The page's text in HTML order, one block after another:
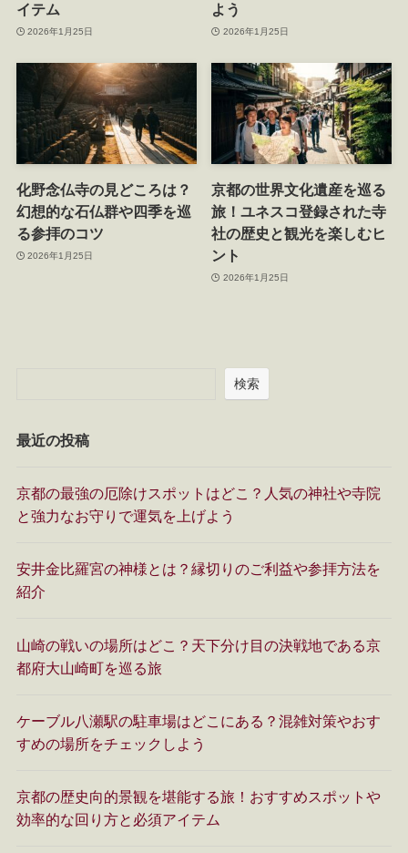
イテム
2026年1月25日
よう
2026年1月25日
化野念仏寺の見どころは？
幻想的な石仏群や四季を巡
る参拝のコツ
2026年1月25日
京都の世界文化遺産を巡る
旅！ユネスコ登録された寺
社の歴史と観光を楽しむヒ
ント
2026年1月25日
検索
最近の投稿
京都の最強の厄除けスポットはどこ？人気の神社や寺院
と強力なお守りで運気を上げよう
安井金比羅宮の神様とは？縁切りのご利益や参拝方法を
紹介
山崎の戦いの場所はどこ？天下分け目の決戦地である京
都府大山崎町を巡る旅
ケーブル八瀬駅の駐車場はどこにある？混雑対策やおす
すめの場所をチェックしよう
京都の歴史向的景観を堪能する旅！おすすめスポットや
効率的な回り方と必須アイテム